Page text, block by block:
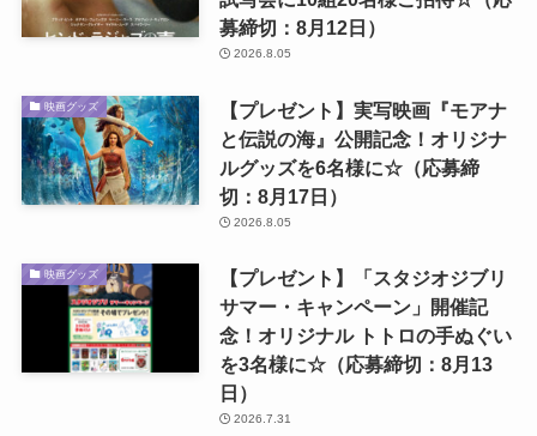
募締切：8月12日）
2026.8.05
映画グッズ
【プレゼント】実写映画『モアナ
と伝説の海』公開記念！オリジナ
ルグッズを6名様に☆（応募締
切：8月17日）
2026.8.05
映画グッズ
【プレゼント】「スタジオジブリ
サマー・キャンペーン」開催記
念！オリジナル トトロの手ぬぐい
を3名様に☆（応募締切：8月13
日）
2026.7.31